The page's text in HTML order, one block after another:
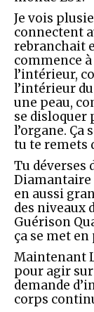
Je vois
connectent
rebranchait
commence
l’intérieur,
l’intérieur
une peau,
se disloquer
l’organe. Ça
tu te remets
Tu déverses
Diamantaire
en aussi
des niveaux
Guérison
ça se met en
Maintenant
pour agir
demande
corps